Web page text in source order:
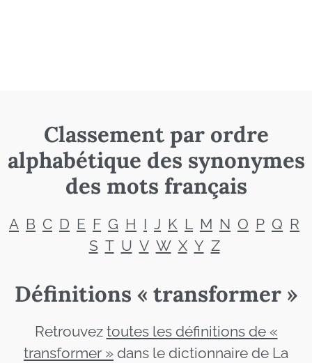
Classement par ordre
alphabétique des synonymes
des mots français
A B C D E F G H I J K L M N O P Q R
S T U V W X Y Z
Définitions « transformer »
Retrouvez toutes les définitions de «
transformer » dans le dictionnaire de La